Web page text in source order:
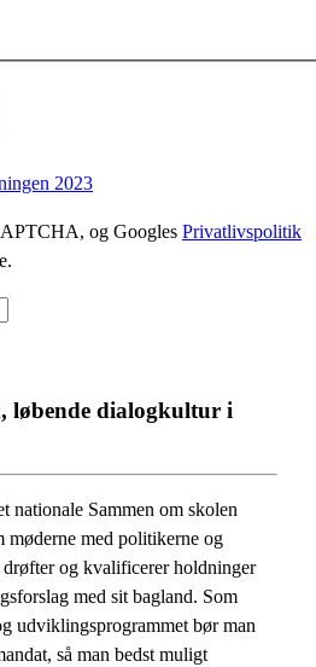
2023
og Googles Privatlivspolitik
løbende dialogkultur i
nationale Sammen om skolen
møderne med politikerne og
og kvalificerer holdninger
med sit bagland. Som
udviklingsprogrammet bør man
så man bedst muligt